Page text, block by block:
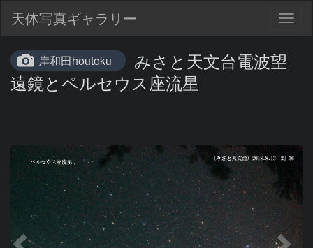
天体写真ギャラリー
岸和田houtoku
みさと天文台電波望
遠鏡とペルセウス座流星